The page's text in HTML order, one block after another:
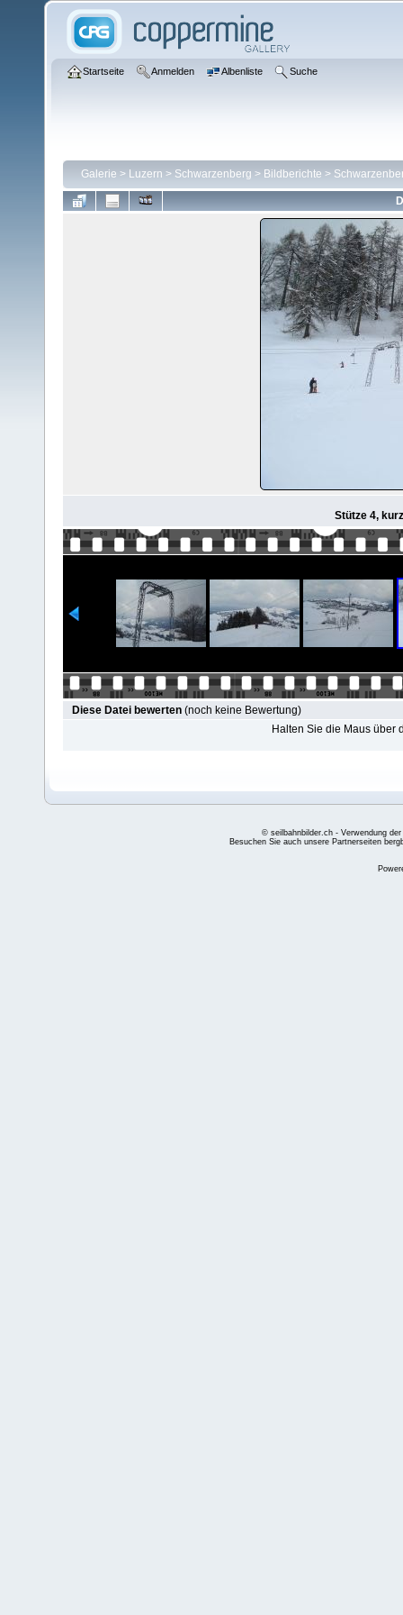
Startseite Anmelden Albenliste Suche
Galerie > Luzern > Schwarzenberg > Bildberichte >
Stütze 4,
Diese Datei bewerten (noch keine Bewertung)
Halten Sie die Maus über
© seilbahnbilder.ch - Verwendung
Besuchen Sie auch unsere Partnerseiten